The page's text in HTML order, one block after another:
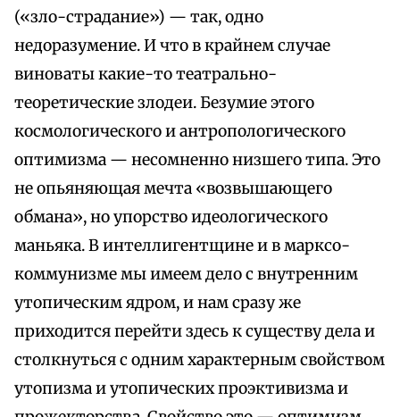
(«зло-страдание») — так, одно
недоразумение. И что в крайнем случае
виноваты какие-то театрально-
теоретические злодеи. Безумие этого
космологического и антропологического
оптимизма — несомненно низшего типа. Это
не опьяняющая мечта «возвышающего
обмана», но упорство идеологического
маньяка. В интеллигентщине и в марксо-
коммунизме мы имеем дело с внутренним
утопическим ядром, и нам сразу же
приходится перейти здесь к существу дела и
столкнуться с одним характерным свойством
утопизма и утопических проэктивизма и